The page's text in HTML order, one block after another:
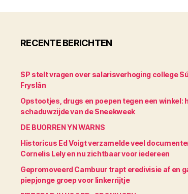
RECENTE BERICHTEN
SP stelt vragen over salarisverhoging college
Fryslân
Opstootjes, drugs en poepen tegen een winkel:
schaduwzijde van de Sneekweek
DE BUORREN YN WARNS
Historicus Ed Voigt verzamelde veel
Cornelis Lely en nu zichtbaar voor iedereen
Gepromoveerd Cambuur trapt eredivisie af en
piepjonge groep voor linkerrijtje